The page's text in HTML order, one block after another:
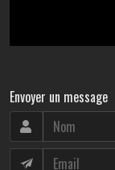
Envoyer un message